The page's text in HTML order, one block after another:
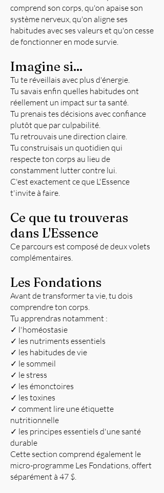
comprend son corps, qu'on apaise son
système nerveux, qu'on aligne ses
habitudes avec ses valeurs et qu'on cesse
de fonctionner en mode survie.
Imagine si...
Tu te réveillais avec plus d'énergie.
Tu savais enfin quelles habitudes ont
réellement un impact sur ta santé.
Tu prenais tes décisions avec confiance
plutôt que par culpabilité.
Tu retrouvais une direction claire.
Tu construisais un quotidien qui
respecte ton corps au lieu de
constamment lutter contre lui.
C'est exactement ce que L'Essence
t'invite à faire.
Ce que tu trouveras
dans L'Essence
Ce parcours est composé de deux volets
complémentaires.
Les Fondations
Avant de transformer ta vie, tu dois
comprendre ton corps.
Tu apprendras notamment :
✓ l'homéostasie
✓ les nutriments essentiels
✓ les habitudes de vie
✓ le sommeil
✓ le stress
✓ les émonctoires
✓ les toxines
✓ comment lire une étiquette
nutritionnelle
✓ les principes essentiels d'une santé
durable
Cette section comprend également le
micro-programme Les Fondations, offert
séparément à 47 $.